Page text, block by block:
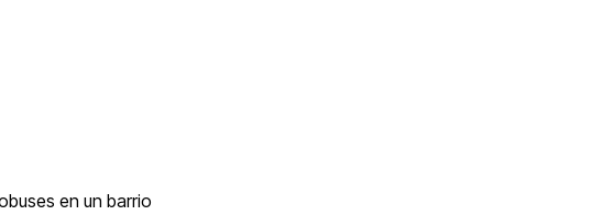
en un barrio